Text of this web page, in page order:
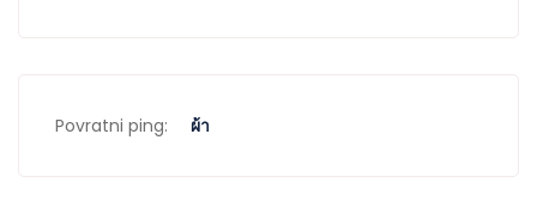
Povratni ping: ผ้า